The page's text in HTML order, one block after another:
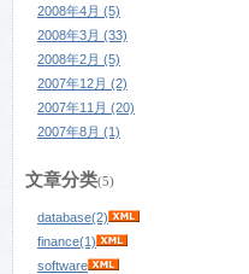
2008年4月 (5)
2008年3月 (33)
2008年2月 (5)
2007年12月 (2)
2007年11月 (20)
2007年8月 (1)
文章分类(5)
database(2)
finance(1)
software